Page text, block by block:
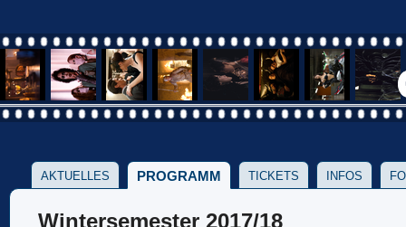
AKTUELLES PROGRAMM TICKETS INFOS
Wintersemester 2017/18